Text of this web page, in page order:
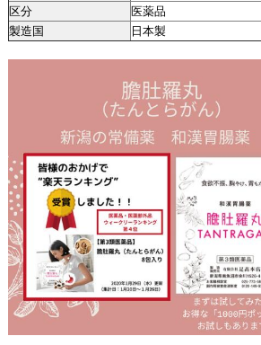
区分
医薬品
製造国
日本製